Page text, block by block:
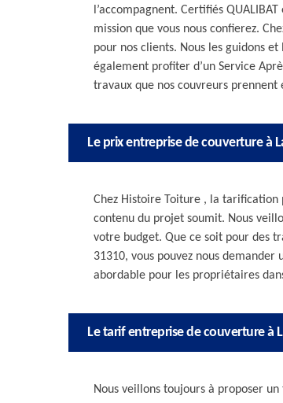
l’accompagnent. Certifiés
mission que vous nous confierez.
pour nos clients. Nous les guidons
également profiter d’un Service
travaux que nos couvreurs prennent
Le prix entreprise de couverture à
Chez Histoire Toiture , la
contenu du projet soumit. Nous
votre budget. Que ce soit pour des
31310, vous pouvez nous
abordable pour les propriétaires
Le tarif entreprise de couverture à
Nous veillons toujours à proposer